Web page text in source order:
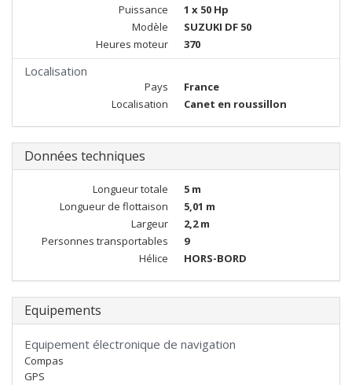
Puissance
1 x 50 Hp
Modèle
SUZUKI DF 50
Heures moteur
370
Localisation
Pays
France
Localisation
Canet en roussillon
Données techniques
Longueur totale
5 m
Longueur de flottaison
5,01 m
Largeur
2,2 m
Personnes transportables
9
Hélice
HORS-BORD
Equipements
Equipement électronique de navigation
Compas
GPS